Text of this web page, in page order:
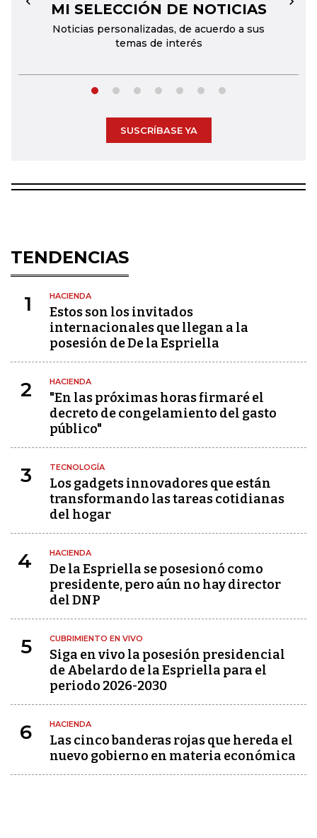
MI SELECCIÓN DE NOTICIAS
Noticias personalizadas, de acuerdo a sus
temas de interés
← →
SUSCRÍBASE YA
TENDENCIAS
1 HACIENDA
Estos son los invitados
internacionales que llegan a la
posesión de De la Espriella
2 HACIENDA
"En las próximas horas firmaré el
decreto de congelamiento del gasto
público"
3 TECNOLOGÍA
Los gadgets innovadores que están
transformando las tareas cotidianas
del hogar
4 HACIENDA
De la Espriella se posesionó como
presidente, pero aún no hay director
del DNP
5 CUBRIMIENTO EN VIVO
Siga en vivo la posesión presidencial
de Abelardo de la Espriella para el
periodo 2026-2030
6 HACIENDA
Las cinco banderas rojas que hereda el
nuevo gobierno en materia económica